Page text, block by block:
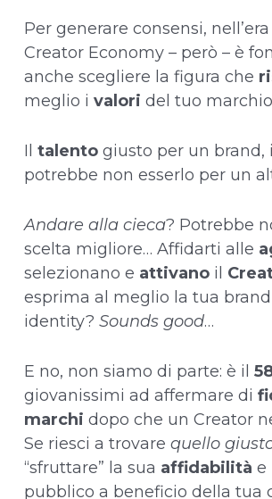
Per generare consensi,
Creator Economy – però – è
anche scegliere la figura che
meglio ivaloridel tuo
Iltalentogiusto per un brand,
potrebbe non esserlo per un
Andare alla cieca? Potrebbe
scelta migliore… Affidarti alle
selezionano e attivano il
esprima al meglio la tua brand
identity?Sounds good…
E no, non siamo di parte: è il
giovanissimi ad affermare di
marchidopo che un Creator
Se riesci a trovarequello
“sfruttare” la sua affidabilità e
pubblico a beneficio della tua